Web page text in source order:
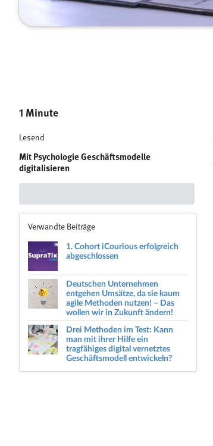
1 Minute
Lesend
Mit Psychologie Geschäftsmodelle
digitalisieren
Verwandte Beiträge
1. Cohort iCourious erfolgreich
abgeschlossen
Deutschen Unternehmen
entgehen Umsätze, da sie kaum
agile Methoden nutzen! – Das
wollen wir in Zukunft ändern!
Drei Methoden im Test: Kann
man mit ihrer Hilfe ein
tragfähiges digital vernetztes
Geschäftsmodell entwickeln?